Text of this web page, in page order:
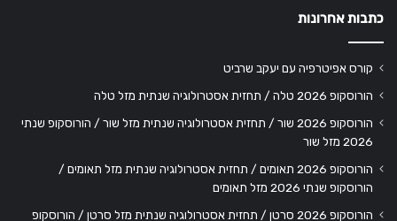
כתבות אחרונות
קורס אפיטרפיה עם יעקב שרביט
הורוסקופ 2026 טלה / תחזית אסטרולוגיה שנתית מזל טלה
הורוסקופ 2026 שור / תחזית אסטרולוגיה שנתית מזל שור / הורוסקופ שנתי
2026 מזל שור
הורוסקופ 2026 תאומים / תחזית אסטרולוגיה שנתית מזל תאומים /
הורוסקופ שנתי 2026 מזל תאומים
הורוסקופ 2026 סרטן / תחזית אסטרולוגיה שנתית מזל סרטן / הורוסקופ